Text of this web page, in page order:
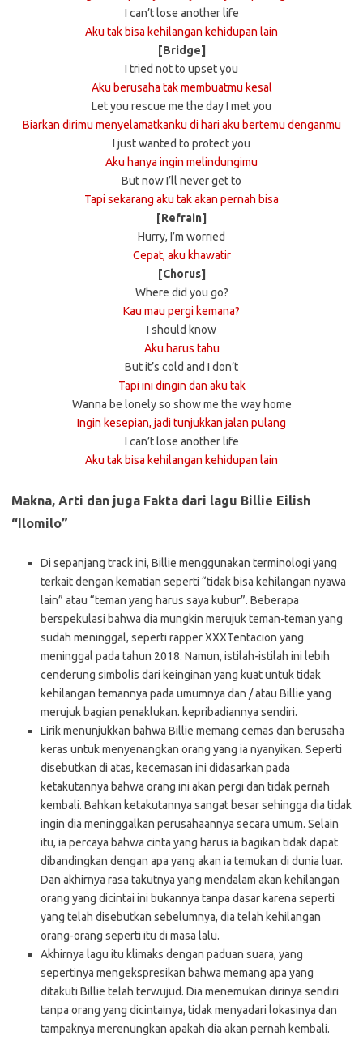
I can’t lose another life
Aku tak bisa kehilangan kehidupan lain
[Bridge]
I tried not to upset you
Aku berusaha tak membuatmu kesal
Let you rescue me the day I met you
Biarkan dirimu menyelamatkanku di hari aku bertemu denganmu
I just wanted to protect you
Aku hanya ingin melindungimu
But now I’ll never get to
Tapi sekarang aku tak akan pernah bisa
[Refrain]
Hurry, I’m worried
Cepat, aku khawatir
[Chorus]
Where did you go?
Kau mau pergi kemana?
I should know
Aku harus tahu
But it’s cold and I don’t
Tapi ini dingin dan aku tak
Wanna be lonely so show me the way home
Ingin kesepian, jadi tunjukkan jalan pulang
I can’t lose another life
Aku tak bisa kehilangan kehidupan lain
Makna, Arti dan juga Fakta dari lagu Billie Eilish
“Ilomilo”
Di sepanjang track ini, Billie menggunakan terminologi yang
terkait dengan kematian seperti “tidak bisa kehilangan nyawa
lain” atau “teman yang harus saya kubur”. Beberapa
berspekulasi bahwa dia mungkin merujuk teman-teman yang
sudah meninggal, seperti rapper XXXTentacion yang
meninggal pada tahun 2018. Namun, istilah-istilah ini lebih
cenderung simbolis dari keinginan yang kuat untuk tidak
kehilangan temannya pada umumnya dan / atau Billie yang
merujuk bagian penaklukan. kepribadiannya sendiri.
Lirik menunjukkan bahwa Billie memang cemas dan berusaha
keras untuk menyenangkan orang yang ia nyanyikan. Seperti
disebutkan di atas, kecemasan ini didasarkan pada
ketakutannya bahwa orang ini akan pergi dan tidak pernah
kembali. Bahkan ketakutannya sangat besar sehingga dia tidak
ingin dia meninggalkan perusahaannya secara umum. Selain
itu, ia percaya bahwa cinta yang harus ia bagikan tidak dapat
dibandingkan dengan apa yang akan ia temukan di dunia luar.
Dan akhirnya rasa takutnya yang mendalam akan kehilangan
orang yang dicintai ini bukannya tanpa dasar karena seperti
yang telah disebutkan sebelumnya, dia telah kehilangan
orang-orang seperti itu di masa lalu.
Akhirnya lagu itu klimaks dengan paduan suara, yang
sepertinya mengekspresikan bahwa memang apa yang
ditakuti Billie telah terwujud. Dia menemukan dirinya sendiri
tanpa orang yang dicintainya, tidak menyadari lokasinya dan
tampaknya merenungkan apakah dia akan pernah kembali.